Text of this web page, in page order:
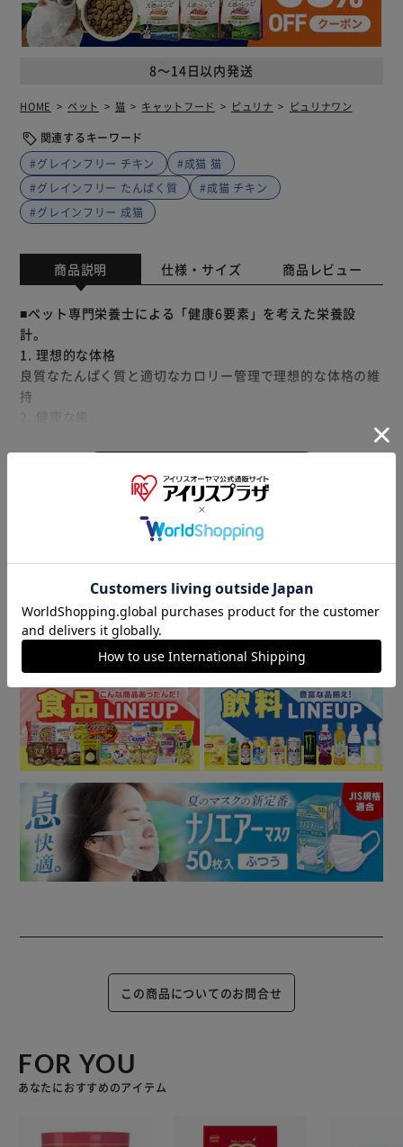
8～14日以内発送
HOME ペット 猫 キャットフード ピュリナ ピュリナワン
関連するキーワード
#グレインフリー チキン
#成猫 猫
#グレインフリー たんぱく質
#成猫 チキン
#グレインフリー 成猫
商品説明 仕様・サイズ 商品レビュー
■ペット専門栄養士による「健康6要素」を考えた栄養設
計。
1. 理想的な体格
良質なたんぱく質と適切なカロリー管理で理想的な体格の維
持
噛みやすく、歯ごたえのある粒で、噛むことにより歯垢と歯
石が蓄積されにくいように配慮。
3. 皮膚・被毛の健康と目の輝き
オメガ6脂肪酸と良質なたんぱく質配合。また適切な量のビ
タミンA、タウリンを配合。
ビタミンEなどの抗酸化成分を配合し、健康を維持すること
で免疫力を保つ。
5.健康的な骨格と関節
カルシウムとリンをバランスよく含むミネラル類とビタミン
類の補給
6.消化吸収性と便
消化吸収性の良い新鮮で良質な原材料を配合。健康的な便を
サポート。
※製品は予告なく仕様を変更する場合がございます。あらか
じめご了承ください。
商品情報
▼ 食品・飲料おすすめ ▼
この商品についてのお問合せ
FOR YOU
あなたにおすすめのアイテム